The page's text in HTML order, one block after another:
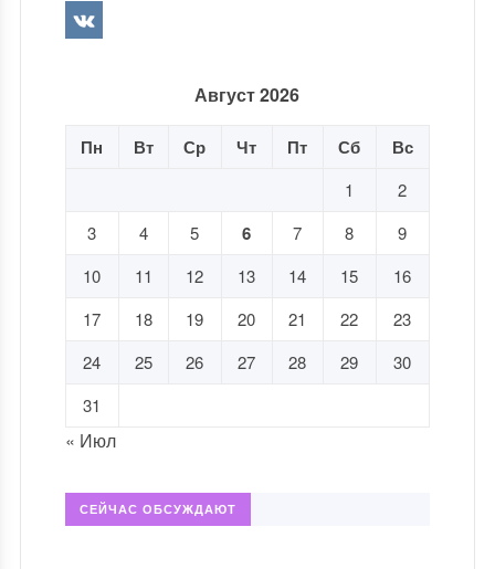
Август 2026
Пн Вт Ср Чт Пт Сб Вс
1
2
3
4 5 6 7 8
9
10
11 12 13 14 15
16
17
18 19 20 21 22
23
24
25 26 27 28 29
30
31
« Июл
СЕЙЧАС ОБСУЖДАЮТ